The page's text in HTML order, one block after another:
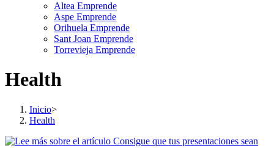
Altea Emprende
Aspe Emprende
Orihuela Emprende
Sant Joan Emprende
Torrevieja Emprende
Health
Inicio>
Health